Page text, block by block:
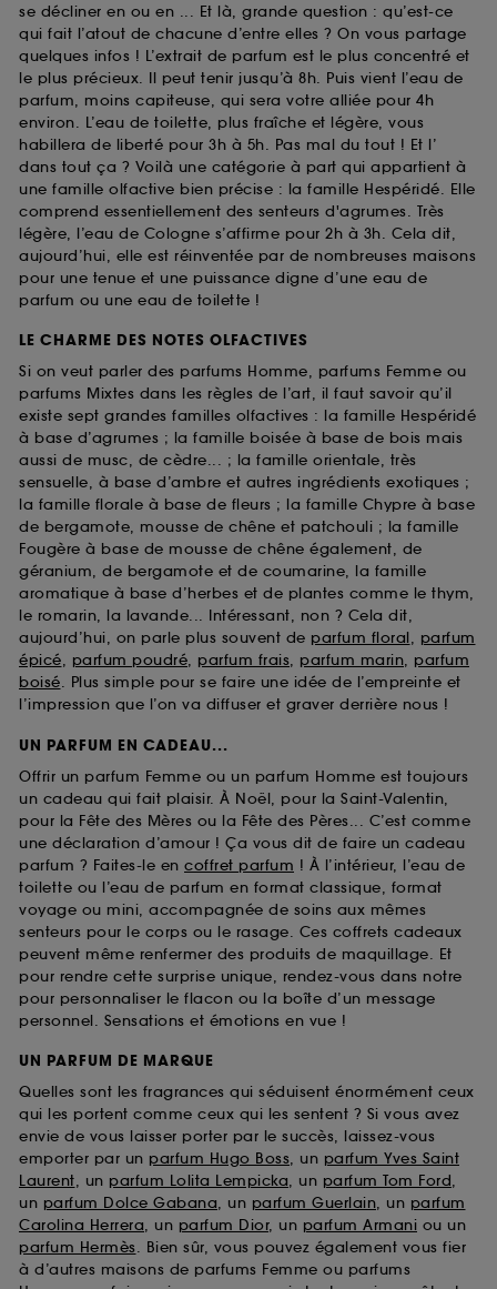
se décliner en ou en ... Et là, grande question : qu’est-ce
qui fait l’atout de chacune d’entre elles ? On vous partage
quelques infos ! L’extrait de parfum est le plus concentré et
le plus précieux. Il peut tenir jusqu’à 8h. Puis vient l’eau de
parfum, moins capiteuse, qui sera votre alliée pour 4h
environ. L’eau de toilette, plus fraîche et légère, vous
habillera de liberté pour 3h à 5h. Pas mal du tout ! Et l’
dans tout ça ? Voilà une catégorie à part qui appartient à
une famille olfactive bien précise : la famille Hespéridé. Elle
comprend essentiellement des senteurs d'agrumes. Très
légère, l’eau de Cologne s’affirme pour 2h à 3h. Cela dit,
aujourd’hui, elle est réinventée par de nombreuses maisons
pour une tenue et une puissance digne d’une eau de
parfum ou une eau de toilette !
LE CHARME DES NOTES OLFACTIVES
Si on veut parler des parfums Homme, parfums Femme ou
parfums Mixtes dans les règles de l’art, il faut savoir qu’il
existe sept grandes familles olfactives : la famille Hespéridé
à base d’agrumes ; la famille boisée à base de bois mais
aussi de musc, de cèdre... ; la famille orientale, très
sensuelle, à base d’ambre et autres ingrédients exotiques ;
la famille florale à base de fleurs ; la famille Chypre à base
de bergamote, mousse de chêne et patchouli ; la famille
Fougère à base de mousse de chêne également, de
géranium, de bergamote et de coumarine, la famille
aromatique à base d’herbes et de plantes comme le thym,
le romarin, la lavande... Intéressant, non ? Cela dit,
aujourd’hui, on parle plus souvent de parfum floral, parfum
épicé, parfum poudré, parfum frais, parfum marin, parfum
boisé. Plus simple pour se faire une idée de l’empreinte et
l’impression que l’on va diffuser et graver derrière nous !
UN PARFUM EN CADEAU...
Offrir un parfum Femme ou un parfum Homme est toujours
un cadeau qui fait plaisir. À Noël, pour la Saint-Valentin,
pour la Fête des Mères ou la Fête des Pères... C’est comme
une déclaration d’amour ! Ça vous dit de faire un cadeau
parfum ? Faites-le en coffret parfum ! À l’intérieur, l’eau de
toilette ou l’eau de parfum en format classique, format
voyage ou mini, accompagnée de soins aux mêmes
senteurs pour le corps ou le rasage. Ces coffrets cadeaux
peuvent même renfermer des produits de maquillage. Et
pour rendre cette surprise unique, rendez-vous dans notre
pour personnaliser le flacon ou la boîte d’un message
personnel. Sensations et émotions en vue !
UN PARFUM DE MARQUE
Quelles sont les fragrances qui séduisent énormément ceux
qui les portent comme ceux qui les sentent ? Si vous avez
envie de vous laisser porter par le succès, laissez-vous
emporter par un parfum Hugo Boss, un parfum Yves Saint
Laurent, un parfum Lolita Lempicka, un parfum Tom Ford,
un parfum Dolce Gabana, un parfum Guerlain, un parfum
Carolina Herrera, un parfum Dior, un parfum Armani ou un
parfum Hermès. Bien sûr, vous pouvez également vous fier
à d’autres maisons de parfums Femme ou parfums